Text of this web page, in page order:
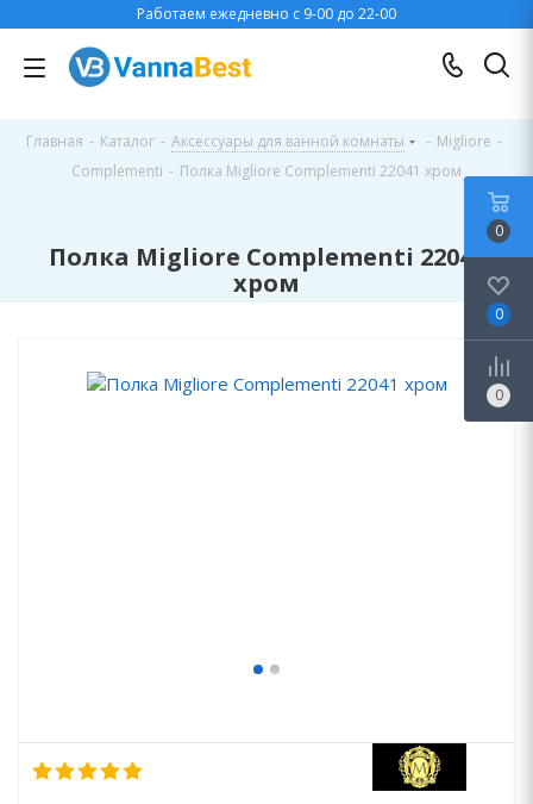
Работаем ежедневно с 9-00 до 22-00
Главная - Каталог - Аксессуары для ванной комнаты - Migliore -
Complementi - Полка Migliore Complementi 22041 хром
Полка Migliore Complementi 22041
хром
0
0
0